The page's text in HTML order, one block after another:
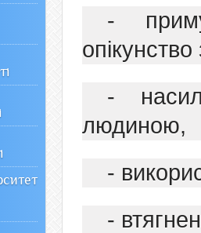
-
-
людиною,
-
-